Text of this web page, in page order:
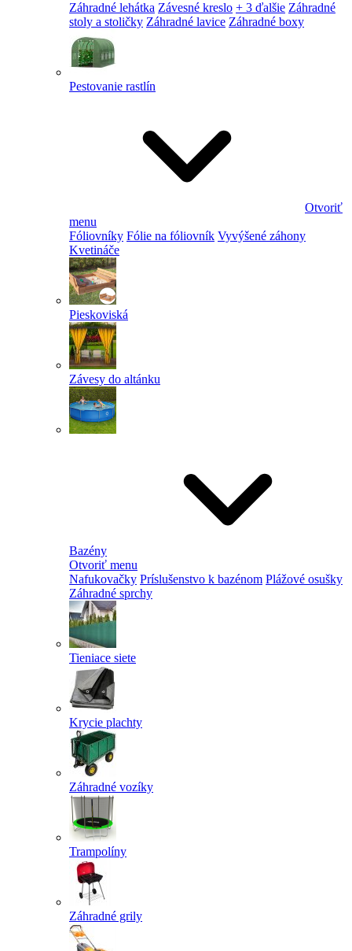
Záhradné lehátka Závesné kreslo + 3 ďalšie Záhradné
stoly a stoličky Záhradné lavice Záhradné boxy
Pestovanie rastlín
Otvoriť
menu
Fóliovníky Fólie na fóliovník Vyvýšené záhony
Kvetináče
Pieskoviská
Závesy do altánku
Bazény
Otvoriť menu
Nafukovačky Príslušenstvo k bazénom Plážové osušky
Záhradné sprchy
Tieniace siete
Krycie plachty
Záhradné vozíky
Trampolíny
Záhradné grily